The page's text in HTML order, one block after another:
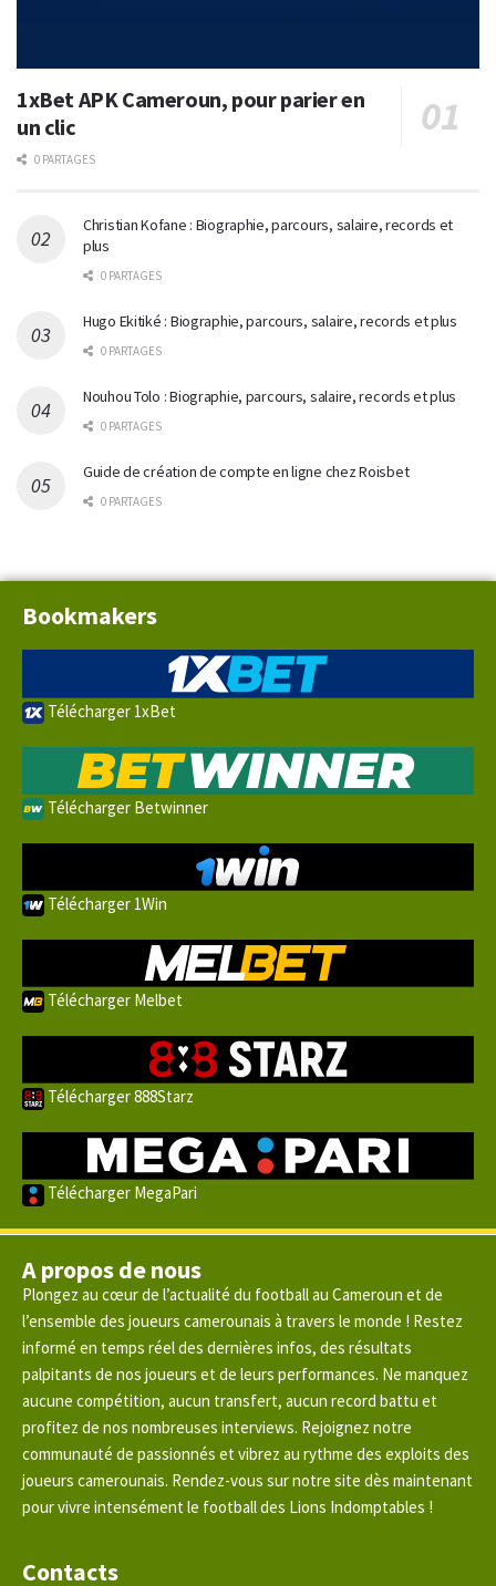
1xBet APK Cameroun, pour parier en
un clic
0 PARTAGES
Christian Kofane : Biographie, parcours, salaire, records et
plus
0 PARTAGES
Hugo Ekitiké : Biographie, parcours, salaire, records et plus
0 PARTAGES
Nouhou Tolo : Biographie, parcours, salaire, records et plus
0 PARTAGES
Guide de création de compte en ligne chez Roisbet
0 PARTAGES
Bookmakers
Télécharger 1xBet
Télécharger Betwinner
Télécharger 1Win
Télécharger Melbet
Télécharger 888Starz
Télécharger MegaPari
A propos de nous
Plongez au cœur de l’actualité du football au Cameroun et de
l’ensemble des joueurs camerounais à travers le monde ! Restez
informé en temps réel des dernières infos, des résultats
palpitants de nos joueurs et de leurs performances. Ne manquez
aucune compétition, aucun transfert, aucun record battu et
profitez de nos nombreuses interviews. Rejoignez notre
communauté de passionnés et vibrez au rythme des exploits des
joueurs camerounais. Rendez-vous sur notre site dès maintenant
pour vivre intensément le football des Lions Indomptables !
Contacts